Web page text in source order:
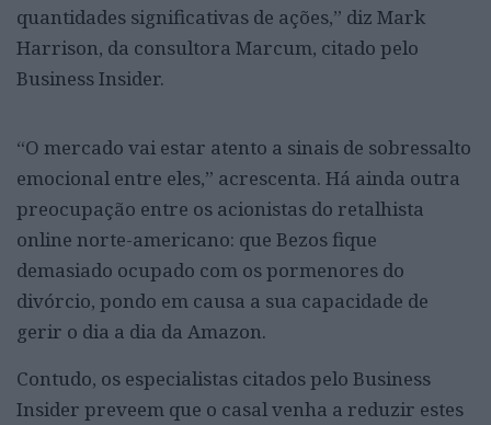
quantidades significativas de ações,” diz Mark
Harrison, da consultora Marcum, citado pelo
Business Insider.
“O mercado vai estar atento a sinais de sobressalto
emocional entre eles,” acrescenta. Há ainda outra
preocupação entre os acionistas do retalhista
online norte-americano: que Bezos fique
demasiado ocupado com os pormenores do
divórcio, pondo em causa a sua capacidade de
gerir o dia a dia da Amazon.
Contudo, os especialistas citados pelo Business
Insider preveem que o casal venha a reduzir estes